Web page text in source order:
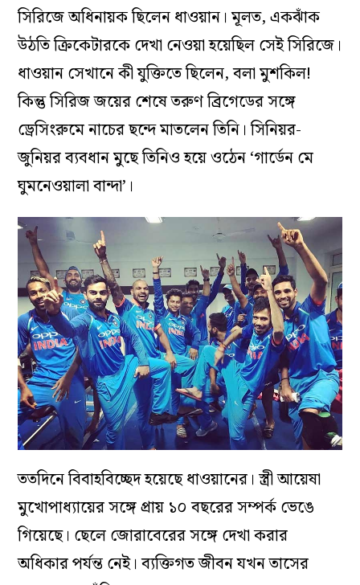
সিরিজে অধিনায়ক ছিলেন ধাওয়ান। মূলত, একঝাঁক
উঠতি ক্রিকেটারকে দেখা নেওয়া হয়েছিল সেই সিরিজে।
ধাওয়ান সেখানে কী যুক্তিতে ছিলেন, বলা মুশকিল!
কিন্তু সিরিজ জয়ের শেষে তরুণ ব্রিগেডের সঙ্গে
ড্রেসিংরুমে নাচের ছন্দে মাতলেন তিনি। সিনিয়র-
জুনিয়র ব্যবধান মুছে তিনিও হয়ে ওঠেন ‘গার্ডেন মে
ঘুমনেওয়ালা বান্দা’।
ততদিনে বিবাহবিচ্ছেদ হয়েছে ধাওয়ানের। স্ত্রী আয়েষা
মুখোপাধ্যায়ের সঙ্গে প্রায় ১০ বছরের সম্পর্ক ভেঙে
গিয়েছে। ছেলে জোরাবেরের সঙ্গে দেখা করার
অধিকার পর্যন্ত নেই। ব্যক্তিগত জীবন যখন তাসের